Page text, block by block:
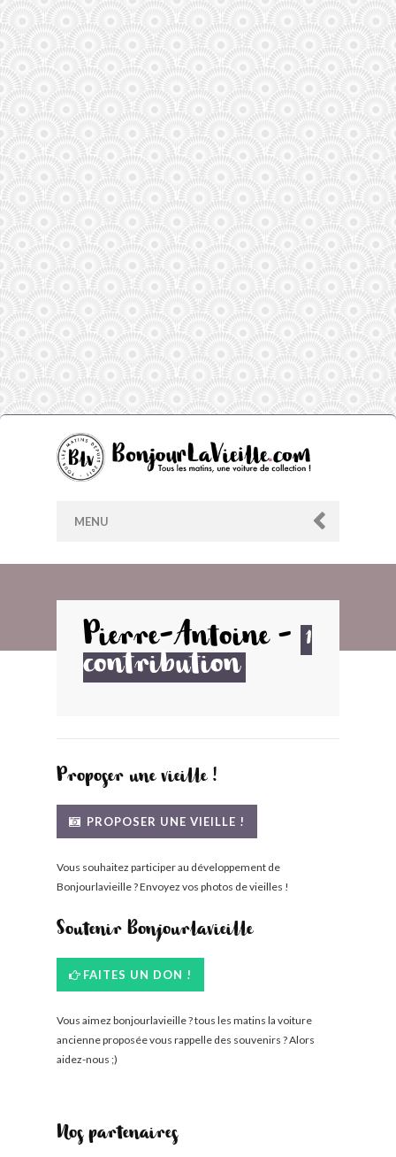
MENU
ARCHIVES
Pierre-Antoine- 1
contribution
Proposer une vieille !
PROPOSER UNE VIEILLE !
Vous souhaitez participer au développement de
Bonjourlavieille ? Envoyez vos photos de vieilles !
Soutenir Bonjourlavieille
FAITES UN DON !
Vous aimez bonjourlavieille ? tous les matins la voiture
ancienne proposée vous rappelle des souvenirs ? Alors
aidez-nous ;)
Nos partenaires